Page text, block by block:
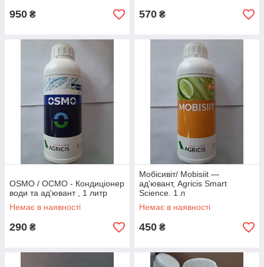
950 ₴ 570 ₴
OSMO / ОСМО - Кондиціонер
води та ад'ювант , 1 литр
Немає в наявності
290 ₴
Мобісивіт/ Mobisiit —
ад'ювант, Agricis Smart
Science. 1 л
Немає в наявності
450 ₴